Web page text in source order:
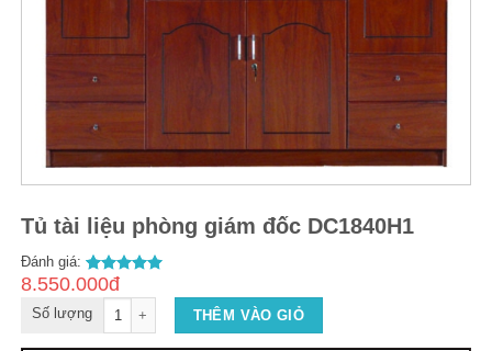
Tủ tài liệu phòng giám đốc DC1840H1
Đánh giá:
2
5.00out of
8.550.000đ
Số lượng
THÊM VÀO GIỎ